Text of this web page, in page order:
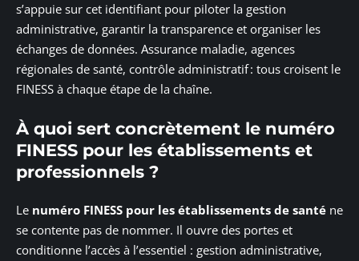
s’appuie sur cet identifiant pour piloter la gestion
administrative, garantir la transparence et organiser les
échanges de données. Assurance maladie, agences
régionales de santé, contrôle administratif : tous croisent le
FINESS à chaque étape de la chaîne.
À quoi sert concrètement le numéro
FINESS pour les établissements et
professionnels ?
Le numéro FINESS pour les établissements de santé ne
se contente pas de nommer. Il ouvre des portes et
conditionne l’accès à l’essentiel : gestion administrative,